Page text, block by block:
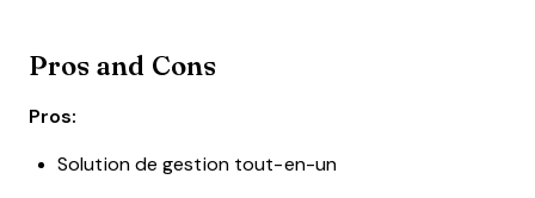
Pros and Cons
Pros:
Solution de gestion tout-en-un